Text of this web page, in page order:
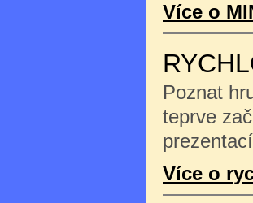
Více o
Poznat
teprve
Více o